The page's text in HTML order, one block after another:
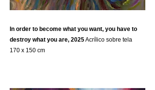
In order to become what you want, you have to
destroy what you are, 2025Acrílico sobre tela
170 x 150 cm